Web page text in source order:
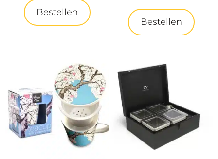
Bestellen
Bestellen